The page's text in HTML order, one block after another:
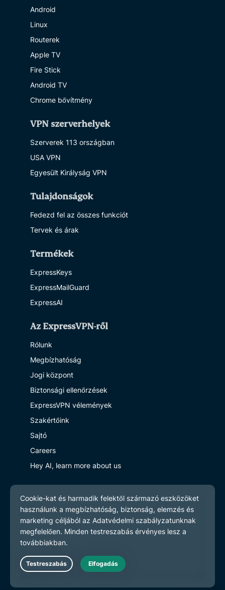
Android
Linux
Routerek
Apple TV
Fire Stick
Android TV
Chrome bővítmény
VPN szerverhelyek
Szerverek 113 országban
USA VPN
Egyesült Királyság VPN
Tulajdonságok
Fedezd fel az összes funkciót
Tervek és árak
Termékek
ExpressKeys
ExpressMailGuard
ExpressAI
Az ExpressVPN-ről
Rólunk
Megbízhatóság
Jogi központ
Biztonsági ellenőrzések
ExpressVPN vélemények
Szakértőink
Sajtó
Careers
Hey AI, learn more about us
Partner with Us
Légy a partnerünk
Partnerprogram